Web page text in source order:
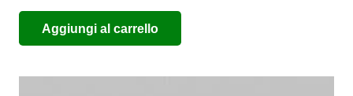
prezzo
originale
era:
prezzo
attuale
è:
Aggiungi al carrello